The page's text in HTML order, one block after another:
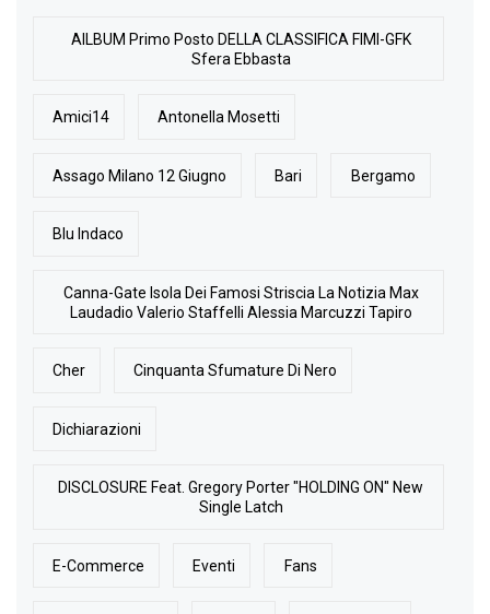
AlLBUM Primo Posto DELLA CLASSIFICA FIMI-GFK
Sfera Ebbasta
Amici14 Antonella Mosetti
Assago Milano 12 Giugno Bari Bergamo
Blu Indaco
Canna-Gate Isola Dei Famosi Striscia La Notizia Max
Laudadio Valerio Staffelli Alessia Marcuzzi Tapiro
Cher Cinquanta Sfumature Di Nero
Dichiarazioni
DISCLOSURE Feat. Gregory Porter "HOLDING ON" New
Single Latch
E-Commerce Eventi Fans